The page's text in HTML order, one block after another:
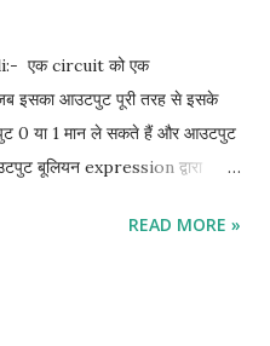
एक circuit को एक
इसका आउटपुट पूरी तरह से इसके
इनपुट 0 या 1 मान ले सकते हैं और आउटपुट
बूलियन expression द्वारा
truth table से एक संयोजन सर्किट के
READ MORE »